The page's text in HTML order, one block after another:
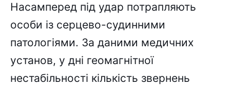
Насамперед під удар потрапляють
особи із серцево-судинними
патологіями. За даними медичних
установ, у дні геомагнітної
нестабільності кількість звернень